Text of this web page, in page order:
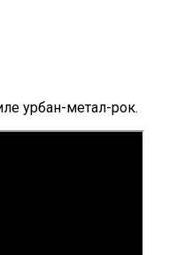
урбан-метал-рок.